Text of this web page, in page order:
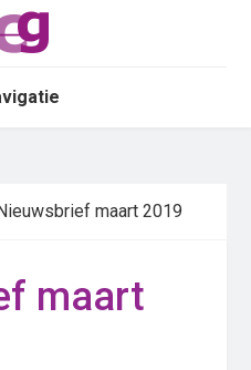
maart 2019
maart